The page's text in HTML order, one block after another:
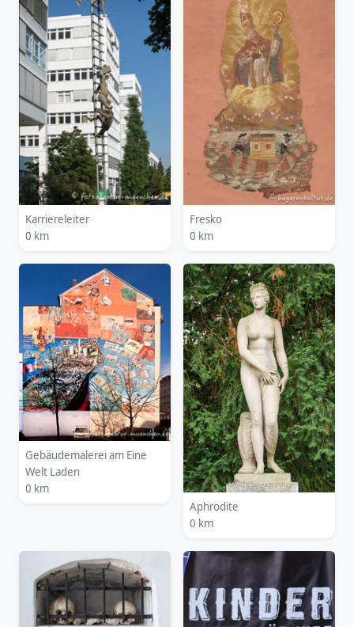
Karriereleiter
0 km
Fresko
0 km
Gebäudemalerei am Eine
Welt Laden
0 km
Aphrodite
0 km